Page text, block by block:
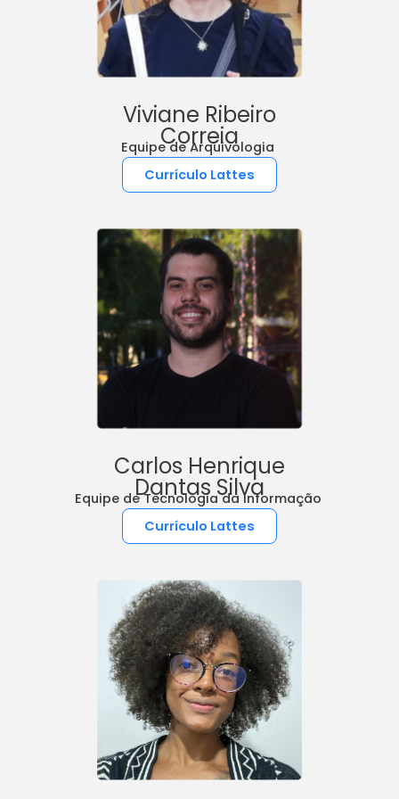
Viviane Ribeiro
Correia
Equipe de Arquivologia
Currículo Lattes
Carlos Henrique
Dantas Silva
Equipe de Tecnologia da Informação
Currículo Lattes